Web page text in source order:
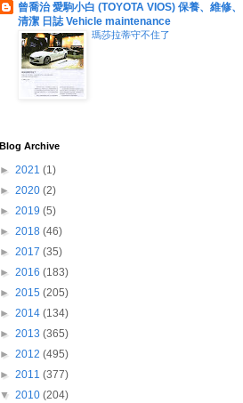
曾喬治 愛駒小白 (TOYOTA VIOS) 保養、維修、
清潔 日誌 Vehicle maintenance
瑪莎拉蒂守不住了
Blog Archive
► 2021 (1)
► 2020 (2)
► 2019 (5)
► 2018 (46)
► 2017 (35)
► 2016 (183)
► 2015 (205)
► 2014 (134)
► 2013 (365)
► 2012 (495)
► 2011 (377)
▼ 2010 (204)